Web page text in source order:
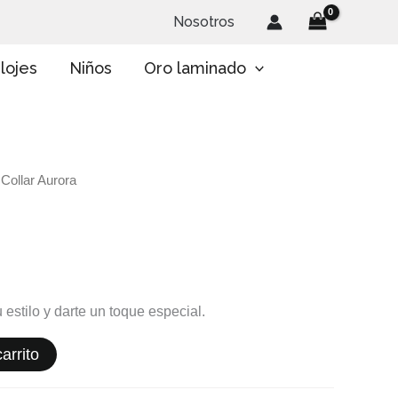
Nosotros
Niños Oro laminado
Aurora
y darte un toque especial.